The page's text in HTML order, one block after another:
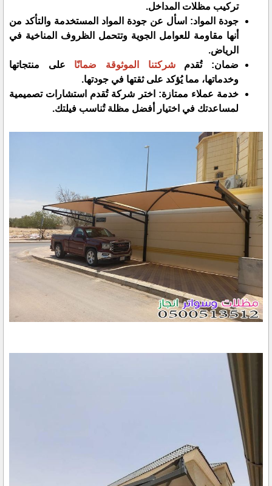
تركيب مظلات المداخل.
جودة المواد: اسأل عن جودة المواد المستخدمة والتأكد من
أنها مقاومة للعوامل الجوية وتتحمل الظروف المناخية في
الرياض.
​ضمان: تُقدمشركتنا الموثوقة ضمانًا على منتجاتها
وخدماتها، مما يُؤكد على ثقتها في جودتها.
​خدمة عملاء ممتازة: اختر شركة تُقدم استشارات تصميمية
لمساعدتك في اختيار أفضل مظلة تُناسب فيلتك.